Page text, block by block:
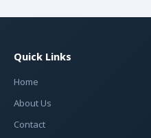
Quick Links
Home
About Us
Contact